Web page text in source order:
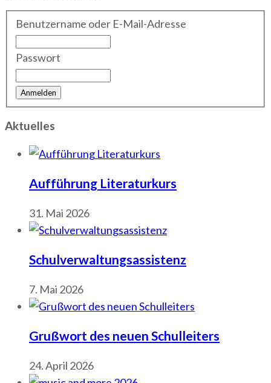
Benutzername oder E-Mail-Adresse
Passwort
Aktuelles
Aufführung Literaturkurs
31. Mai 2026
Schulverwaltungsassistenz
7. Mai 2026
Grußwort des neuen Schulleiters
24. April 2026